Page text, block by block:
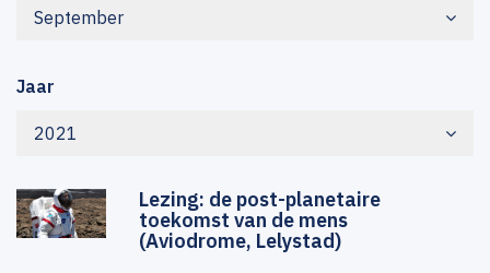
September
Jaar
2021
Lezing: de post-planetaire
toekomst van de mens
(Aviodrome, Lelystad)